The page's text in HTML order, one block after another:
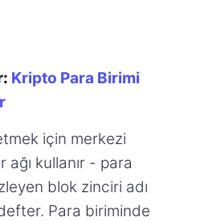
Kripto Para Birimi
için merkezi
kullanır - para
blok zinciri adı
Para biriminde